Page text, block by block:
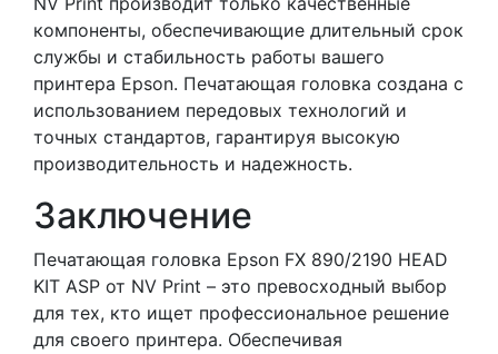
компоненты, обеспечивающие длительный срок
службы и стабильность работы вашего
принтера Epson. Печатающая головка создана с
использованием передовых технологий и
точных стандартов, гарантируя высокую
производительность и надежность.
Заключение
Печатающая головка Epson FX 890/2190 HEAD
KIT ASP от NV Print – это превосходный выбор
для тех, кто ищет профессиональное решение
для своего принтера. Обеспечивая